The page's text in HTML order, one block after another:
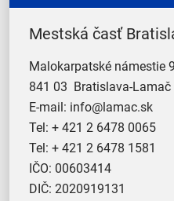
Mestská časť
Malokarpatské námestie 9
841 03 Bratislava-Lamač
E-mail: info@lamac.sk
Tel: + 421 2 6478 0065
Tel: + 421 2 6478 1581
IČO: 00603414
DIČ: 2020919131